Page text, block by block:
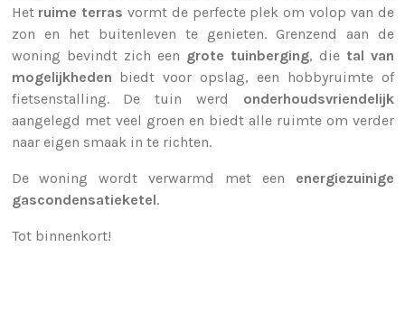
Het ruime terras vormt de perfecte plek om volop van de
zon en het buitenleven te genieten. Grenzend aan de
woning bevindt zich een grote tuinberging, die tal van
mogelijkheden biedt voor opslag, een hobbyruimte of
fietsenstalling. De tuin werd onderhoudsvriendelijk
aangelegd met veel groen en biedt alle ruimte om verder
naar eigen smaak in te richten.
De woning wordt verwarmd met een energiezuinige
gascondensatieketel.
Tot binnenkort!